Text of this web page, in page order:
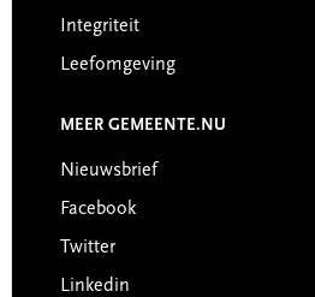
Integriteit
Leefomgeving
MEER GEMEENTE.NU
Nieuwsbrief
Facebook
Twitter
Linkedin